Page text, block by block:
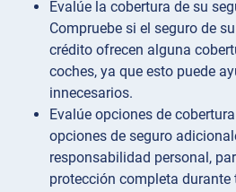
Evalúe la cobertura de su
Compruebe si el seguro de
crédito ofrecen alguna
coches, ya que esto puede
innecesarios.
Evalúe opciones de
opciones de seguro
responsabilidad personal,
protección completa durante